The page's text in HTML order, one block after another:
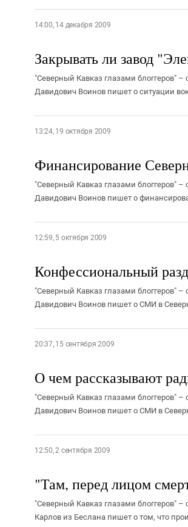
14:00, 14 декабря 2009
Закрывать ли завод
"Северный Кавказ глазами блоггеров"
Давидович Воинов пишет о ситуации
13:24, 19 октября 2009
Финансирование
"Северный Кавказ глазами блоггеров"
Давидович Воинов пишет о
12:59, 5 октября 2009
Конфессиональный
"Северный Кавказ глазами блоггеров"
Давидович Воинов пишет о СМИ в
20:37, 15 сентября 2009
О чем рассказывают
"Северный Кавказ глазами блоггеров"
Давидович Воинов пишет о СМИ в
12:50, 2 сентября 2009
"Там, перед лицом
"Северный Кавказ глазами блоггеров"
Карлов из Беслана пишет о том, что